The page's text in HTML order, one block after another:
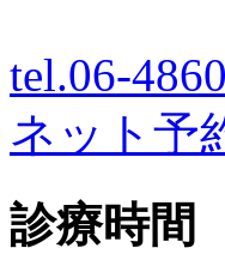
tel.06-
ネット予
診療時間